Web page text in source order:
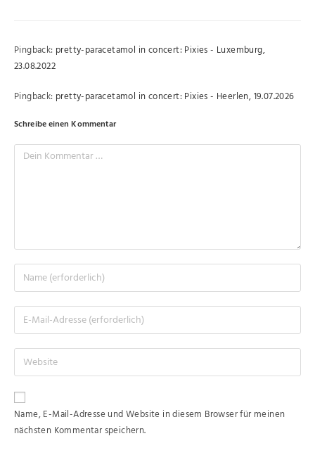
Pingback: pretty-paracetamol in concert: Pixies - Luxemburg,
23.08.2022
Pingback: pretty-paracetamol in concert: Pixies - Heerlen, 19.07.2026
Schreibe einen Kommentar
Name, E-Mail-Adresse und Website in diesem Browser für meinen
nächsten Kommentar speichern.